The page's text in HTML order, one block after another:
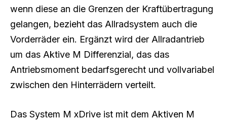
wenn diese an die Grenzen der Kraftübertragung
gelangen, bezieht das Allradsystem auch die
Vorderräder ein. Ergänzt wird der Allradantrieb
um das Aktive M Differenzial, das das
Antriebsmoment bedarfsgerecht und vollvariabel
zwischen den Hinterrädern verteilt.
Das System M xDrive ist mit dem Aktiven M